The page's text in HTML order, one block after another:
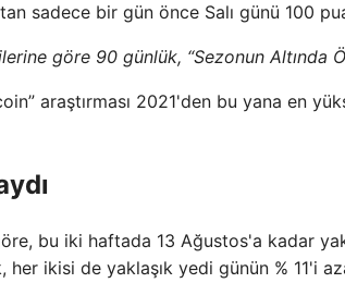
sadece bir gün önce Salı günü 100
göre 90 günlük, “Sezonun Altında
araştırması 2021'den bu yana en
bu iki haftada 13 Ağustos'a kadar
her ikisi de yaklaşık yedi günün % 11'i